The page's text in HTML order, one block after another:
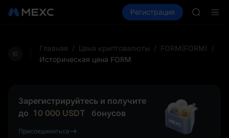
Рынки Спот Фьючерсы
Регистрация
Главная / Цена криптовалюты / FORM(FORM)
/
Историческая цена FORM
Зарегистрируйтесь и получите
до 10 000 USDT бонусов
Присоединиться